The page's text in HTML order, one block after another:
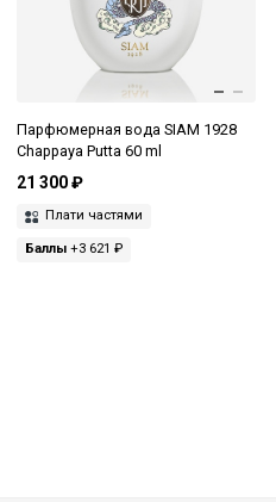
Парфюмерная вода SIAM 1928
Chappaya Putta 60 ml
21 300 ₽
Плати частями
Баллы +3 621 ₽